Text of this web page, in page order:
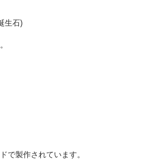
生石)
で製作されています。